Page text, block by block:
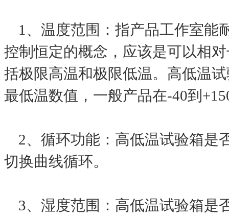
1、温度范围：指产品工作室能
控制恒定的概念，应该是可以相
括极限高温和极限低温。高低温
最低温数值，一般产品在-40到
2、循环功能：高低温试验箱是
切换曲线循环。
3、湿度范围：高低温试验箱是